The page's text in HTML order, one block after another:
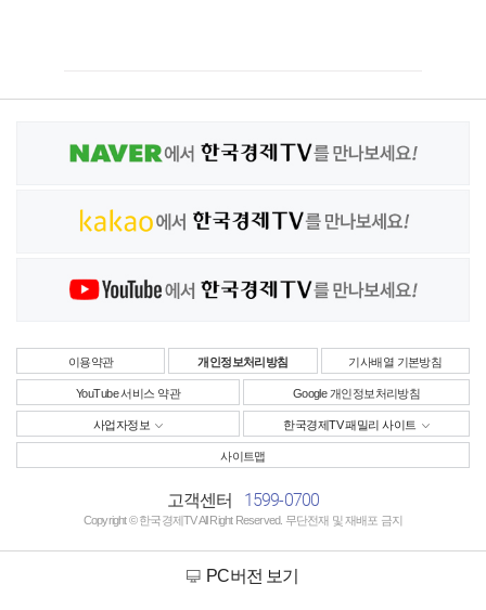
이용약관 개인정보처리방침 기사배열 기본방침
YouTube 서비스 약관 Google 개인정보처리방침
사업자정보 한국경제TV 패밀리 사이트
사이트맵
고객센터 1599-0700
Copyright © 한국경제TV All Right Reserved. 무단전재 및 재배포 금지
PC버전 보기